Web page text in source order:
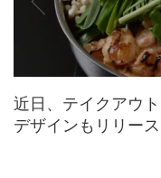
近日、テイクアウ
デザインもリリース